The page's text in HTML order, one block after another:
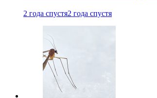
2 года спустя2 года спустя